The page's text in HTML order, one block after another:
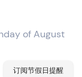
of August
订阅节假日提醒